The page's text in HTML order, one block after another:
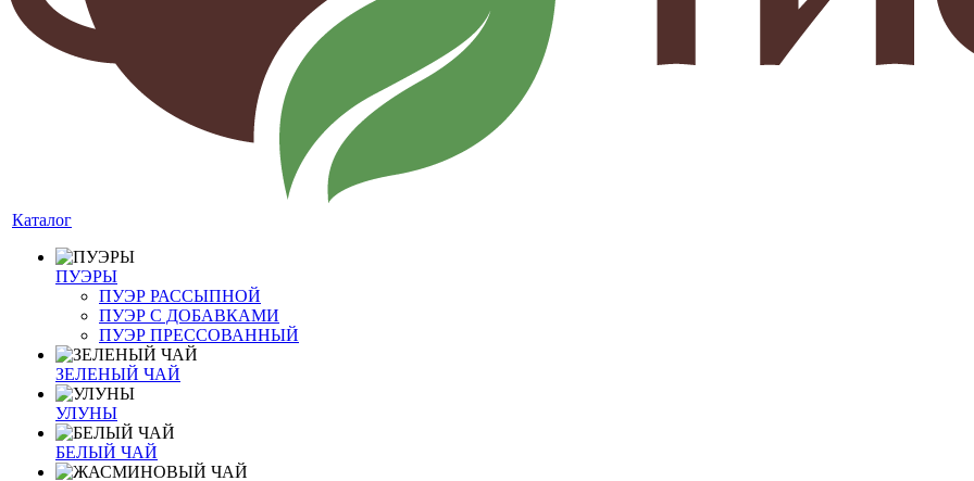
Каталог
ПУЭРЫ
ПУЭР РАССЫПНОЙ
ПУЭР С ДОБАВКАМИ
ПУЭР ПРЕССОВАННЫЙ
ЗЕЛЕНЫЙ ЧАЙ
УЛУНЫ
БЕЛЫЙ ЧАЙ